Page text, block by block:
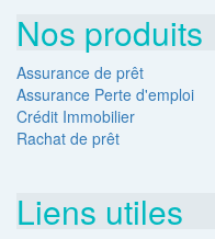
Nos produits
Assurance de prêt
Assurance Perte d'emploi
Crédit Immobilier
Rachat de prêt
Liens utiles